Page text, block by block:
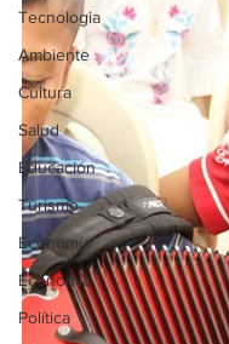
Tecnologia
Ambiente
Cultura
Salud
Educación
Turismo
Economía
Economía
Política